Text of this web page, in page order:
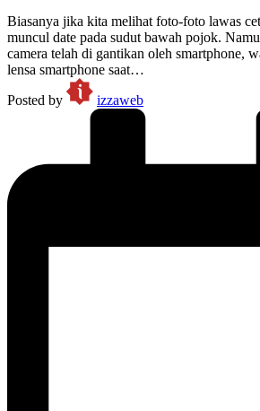
Biasanya jika kita melihat foto-foto lawas
muncul date pada sudut bawah pojok.
camera telah di gantikan oleh smartphone,
lensa smartphone saat…
Posted by
izzaweb